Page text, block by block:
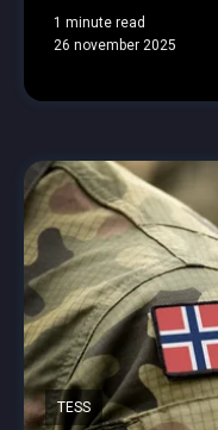
1 minute read
26 november 2025
TESS